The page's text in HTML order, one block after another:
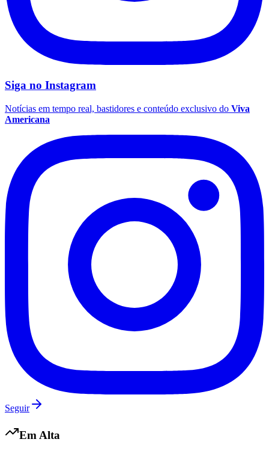
Botafogo
Siga no Instagram
Notícias em tempo real, bastidores e conteúdo exclusivo do Viva
Americana
Seguir
Em Alta